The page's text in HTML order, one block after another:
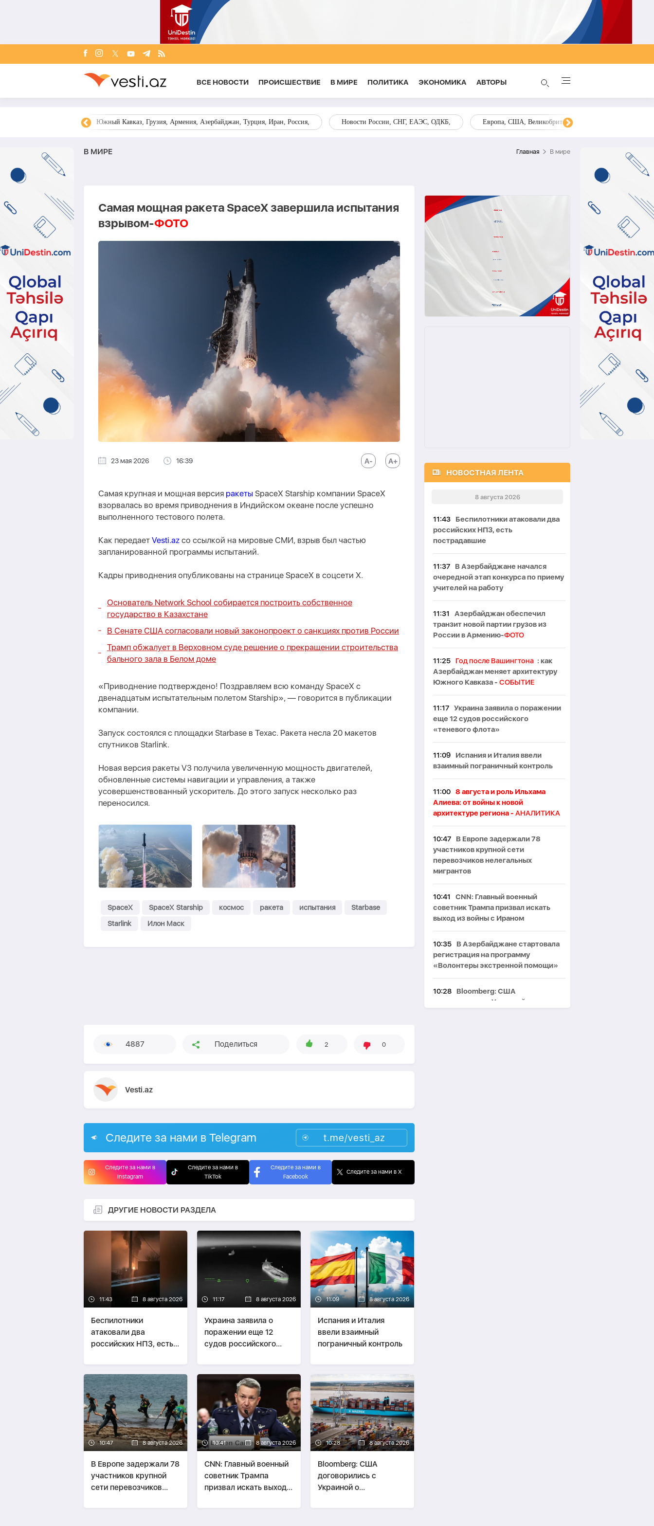
ВСЕ НОВОСТИ ПРОИСШЕСТВИЕ В МИРЕ ПОЛИТИКА ЭКОНОМИКА AВТОРЫ
Южный Кавказ, Грузия, Армения, Азербайджан, Турция, Иран, Россия, Новости России, СНГ, ЕАЭС, ОДКБ, Европа, США, Великобритания, Украина, Запад,
В МИРЕ Главная В мире
Самая мощная ракета SpaceX завершила испытания
взрывом-ФОТО
23 мая 2026 16:39
Самая крупная и мощная версия ракеты SpaceX Starship компании SpaceX
взорвалась во время приводнения в Индийском океане после успешно
выполненного тестового полета.
Как передает Vesti.az со ссылкой на мировые СМИ, взрыв был частью
запланированной программы испытаний.
Кадры приводнения опубликованы на странице SpaceX в соцсети X.
Основатель Network School собирается построить собственное
государство в Казахстане
В Сенате США согласовали новый законопроект о санкциях против России
Трамп обжалует в Верховном суде решение о прекращении строительства
бального зала в Белом доме
«Приводнение подтверждено! Поздравляем всю команду SpaceX с
двенадцатым испытательным полетом Starship», — говорится в публикации
компании.
Запуск состоялся с площадки Starbase в Техас. Ракета несла 20 макетов
спутников Starlink.
Новая версия ракеты V3 получила увеличенную мощность двигателей,
обновленные системы навигации и управления, а также
усовершенствованный ускоритель. До этого запуск несколько раз
переносился.
SpaceX SpaceX Starship космос ракета испытания
Starbase
Starlink
Илон Маск
4887 Поделиться 2 0
Vesti.az
Следите за нами в Telegram t.me/vesti_az
Следите за нами в
Instagram
Следите за нами в
TikTok
Следите за нами в
Facebook
Следите за нами в X
ДРУГИЕ НОВОСТИ РАЗДЕЛА
11:43 8 августа 2026
Беспилотники
атаковали два
российских НПЗ, есть
11:17 8 августа 2026
Украина заявила о
поражении еще 12
судов российского
11:09 8 августа 2026
Испания и Италия
ввели взаимный
пограничный контроль
10:47 8 августа 2026
В Европе задержали 78
участников крупной
сети перевозчиков
10:41 8 августа 2026
CNN: Главный военный
советник Трампа
призвал искать выход
10:28 8 августа 2026
Bloomberg: США
договорились с
Украиной о
нефти Казахстана
НОВОСТНАЯ ЛЕНТА
8 августа 2026
11:43
Беспилотники атаковали два
российских НПЗ, есть
пострадавшие
11:37
В Азербайджане начался
очередной этап конкурса по приему
учителей на работу
11:31
Азербайджан обеспечил
транзит новой партии грузов из
России в Армению-ФОТО
11:25 Год после Вашингтона : как
Азербайджан меняет архитектуру
Южного Кавказа - СОБЫТИЕ
11:17 Украина заявила о поражении
еще 12 судов российского
«теневого флота»
11:09
Испания и Италия ввели
взаимный пограничный контроль
11:00 8 августа и роль Ильхама
Алиева: от войны к новой
архитектуре региона - АНАЛИТИКА
10:47
В Европе задержали 78
участников крупной сети
перевозчиков нелегальных
мигрантов
10:41
CNN: Главный военный
советник Трампа призвал искать
выход из войны с Ираном
10:35
В Азербайджане стартовала
регистрация на программу
«Волонтеры экстренной помощи»
10:28
Bloomberg: США
договорились с Украиной о